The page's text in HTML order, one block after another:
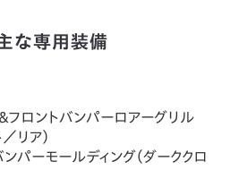
な専用装備
フロントバンパーロアーグリル
リア）
パーモールディング（ダーククロ